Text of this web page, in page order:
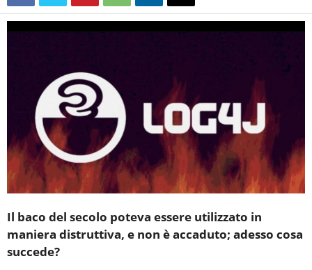
Il baco del secolo poteva essere utilizzato in
maniera distruttiva, e non è accaduto; adesso cosa
succede?